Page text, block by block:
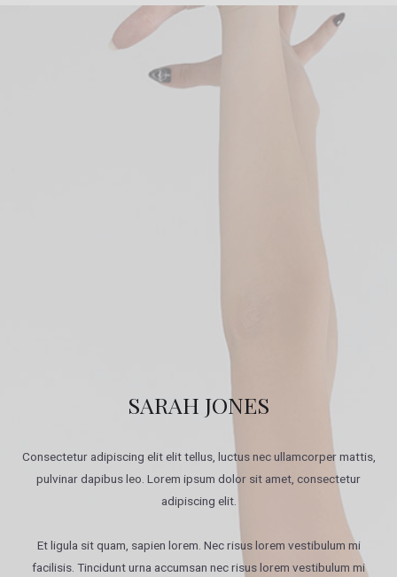
SARAH JONES
Consectetur adipiscing elit elit tellus, luctus nec ullamcorper mattis,
pulvinar dapibus leo.​ Lorem ipsum dolor sit amet, consectetur
adipiscing elit.
Et ligula sit quam, sapien lorem. Nec risus lorem vestibulum mi
facilisis. Tincidunt urna accumsan nec risus lorem vestibulum mi